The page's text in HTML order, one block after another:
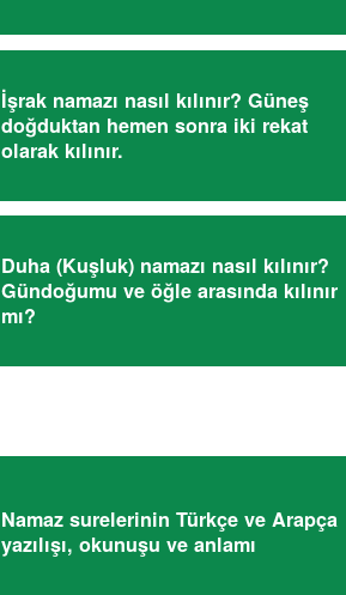
İşrak namazı nasıl kılınır? Güneş
doğduktan hemen sonra iki rekat
olarak kılınır.
Duha (Kuşluk) namazı nasıl kılınır?
Gündoğumu ve öğle arasında kılınır
mı?
Namaz surelerinin Türkçe ve Arapça
yazılışı, okunuşu ve anlamı